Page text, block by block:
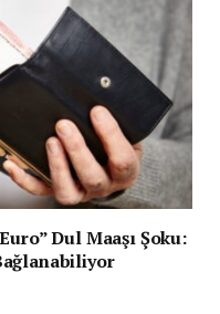
Dul Maaşı Şoku: